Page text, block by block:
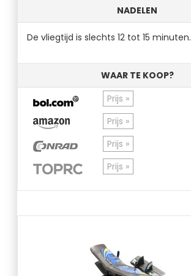
NADELEN
De vliegtijd is slechts 12 tot 15 minuten.
WAAR TE KOOP?
Prijs »
Prijs »
Prijs »
Prijs »